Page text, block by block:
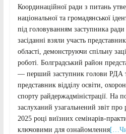
Координаційної ради з питань
національної та громадянської
під головуванням заступника
засіданні взяли участь
області, демонструючи спільну
роботі. Болградський район
— перший заступник голови РДА
представник відділу освіти,
спорту райдержадміністрації. На
заслуханий узагальнений звіт про
2025 році виїзних семінарів-
ключовими для ознайомлення